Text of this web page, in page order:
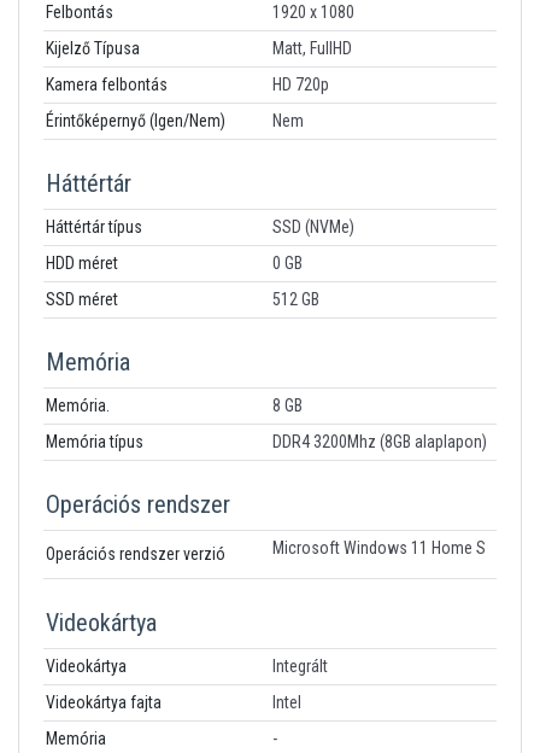
Felbontás
1920 x 1080
Kijelző Típusa
Matt, FullHD
Kamera felbontás
HD 720p
Érintőképernyő (Igen/Nem)
Nem
Háttértár
Háttértár típus
SSD (NVMe)
HDD méret
0 GB
SSD méret
512 GB
Memória
Memória.
8 GB
Memória típus
DDR4 3200Mhz (8GB alaplapon)
Operációs rendszer
Operációs rendszer verzió Microsoft Windows 11 Home S
Videokártya
Videokártya
Integrált
Videokártya fajta
Intel
Memória
-